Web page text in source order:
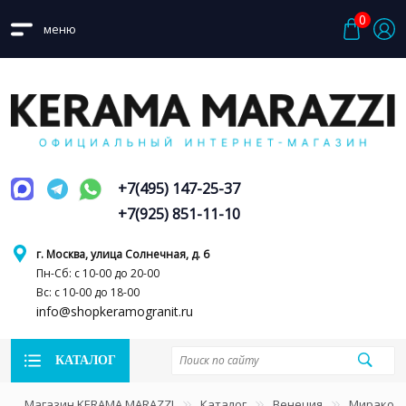
меню
0
г. Москва, улица Солнечная, д. 6
Пн-Сб: с 10-00 до 20-00
Вс: с 10-00 до 18-00
info@shopkeramogranit.ru
+7(495) 147-25-37
+7(925) 851-11-10
КАТАЛОГ